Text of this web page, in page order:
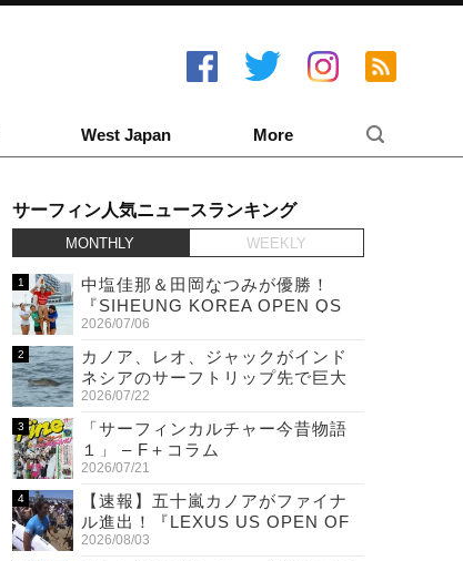
West Japan More
サーフィン人気ニュースランキング
MONTHLY WEEKLY
中塩佳那＆田岡なつみが優勝！
『SIHEUNG KOREA OPEN QS
6,000 & LQS』
2026/07/06
カノア、レオ、ジャックがインド
ネシアのサーフトリップ先で巨大
ワニと遭遇！
2026/07/22
「サーフィンカルチャー今昔物語
１」 – F＋コラム
2026/07/21
【速報】五十嵐カノアがファイナ
ル進出！『LEXUS US OPEN OF
SURFING』
2026/08/03